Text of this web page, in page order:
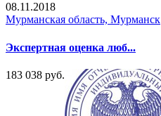
08.11.2018
Мурманская область, Мурманск
Экспертная оценка люб...
183 038 руб.